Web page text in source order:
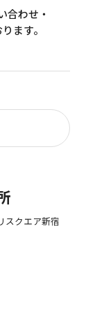
合わせ・
ます。
スクエア新宿